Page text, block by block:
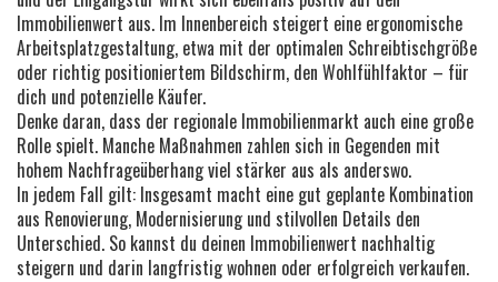
Immobilienwert aus. Im Innenbereich steigert eine ergonomische
Arbeitsplatzgestaltung, etwa mit der optimalen Schreibtischgröße
oder richtig positioniertem Bildschirm, den Wohlfühlfaktor – für
dich und potenzielle Käufer.
Denke daran, dass der regionale Immobilienmarkt auch eine große
Rolle spielt. Manche Maßnahmen zahlen sich in Gegenden mit
hohem Nachfrageüberhang viel stärker aus als anderswo.
In jedem Fall gilt: Insgesamt macht eine gut geplante Kombination
aus Renovierung, Modernisierung und stilvollen Details den
Unterschied. So kannst du deinen Immobilienwert nachhaltig
steigern und darin langfristig wohnen oder erfolgreich verkaufen.